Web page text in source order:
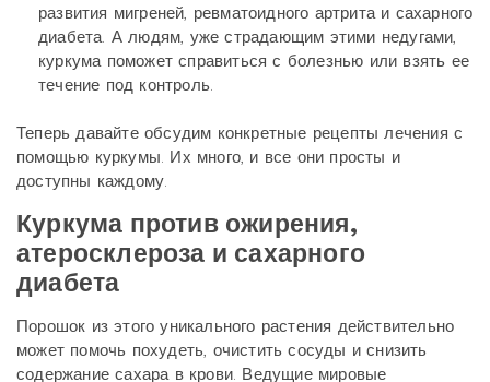
развития мигреней, ревматоидного артрита и сахарного
диабета. А людям, уже страдающим этими недугами,
куркума поможет справиться с болезнью или взять ее
течение под контроль.
Теперь давайте обсудим конкретные рецепты лечения с
помощью куркумы. Их много, и все они просты и
доступны каждому.
Куркума против ожирения,
атеросклероза и сахарного
диабета
Порошок из этого уникального растения действительно
может помочь похудеть, очистить сосуды и снизить
содержание сахара в крови. Ведущие мировые